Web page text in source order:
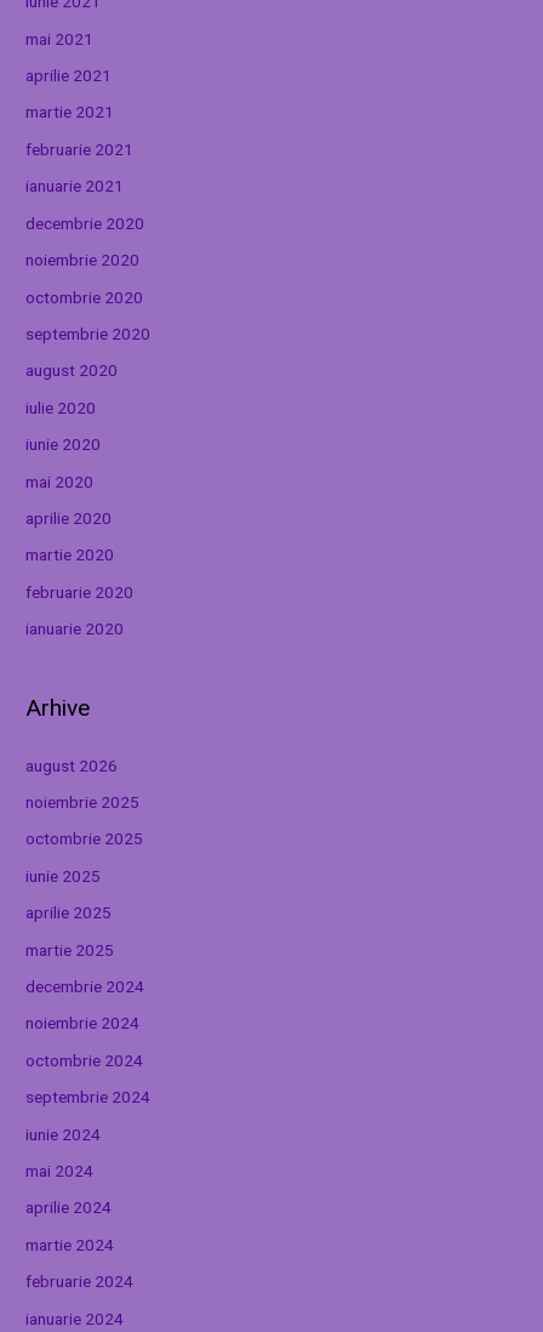
mai 2021
aprilie 2021
martie 2021
februarie 2021
ianuarie 2021
decembrie 2020
noiembrie 2020
octombrie 2020
septembrie 2020
august 2020
iulie 2020
iunie 2020
mai 2020
aprilie 2020
martie 2020
februarie 2020
ianuarie 2020
Arhive
august 2026
noiembrie 2025
octombrie 2025
iunie 2025
aprilie 2025
martie 2025
decembrie 2024
noiembrie 2024
octombrie 2024
septembrie 2024
iunie 2024
mai 2024
aprilie 2024
martie 2024
februarie 2024
ianuarie 2024